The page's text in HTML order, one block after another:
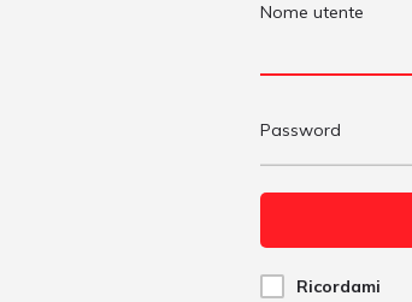
Nome utente
Password
Ricordami